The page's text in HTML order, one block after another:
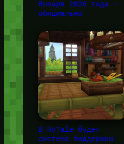
Января 2026 года —
официально
В HyTale будет
система поддержки